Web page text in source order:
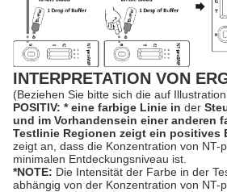
INTERPRETATION VON
(Beziehen Sie bitte sich die auf
POSITIV: * eine farbige Linie in der
und im Vorhandensein einer anderen
Testlinie Regionen zeigt ein positives
zeigt an, dass die Konzentration von NT-
minimalen Entdeckungsniveau ist.
*NOTE: Die Intensität der Farbe in der
abhängig von der Konzentration von NT-